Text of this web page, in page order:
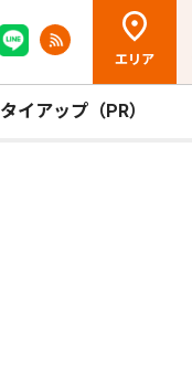
エリア
タイアップ（PR）